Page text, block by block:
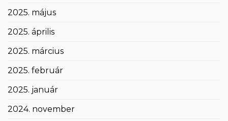
2025. május
2025. április
2025. március
2025. február
2025. január
2024. november